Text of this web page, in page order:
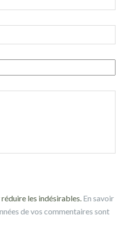
les indésirables. En savoir
de vos commentaires sont